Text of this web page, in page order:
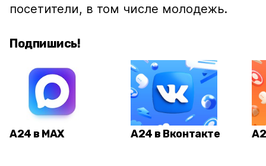
посетители, в том числе молодежь.
Подпишись!
А24 в MAX А24 в Вконтакте